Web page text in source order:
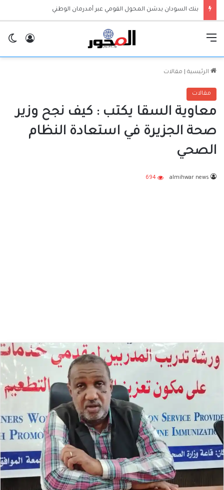
بنك السودان يدشن المحول القومي عبر أمدرمان الوطني
الرئيسية مقالات
مقالات
معاوية السقا يكتب : كيف نجح وزير
صحة الجزيرة في استعادة النظام
الصحي
almihwar news
694